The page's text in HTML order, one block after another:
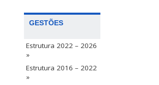
GESTÕES
Estrutura 2022 – 2026
»
Estrutura 2016 – 2022
»